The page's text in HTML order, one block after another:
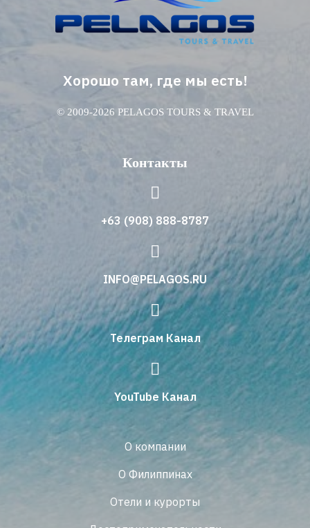
Хорошо там, где мы есть!
© 2009-2026 PELAGOS TOURS & TRAVEL
Контакты
+63 (908) 888-8787
INFO@PELAGOS.RU
Телеграм Канал
YouTube Канал
О компании
О Филиппинах
Отели и курорты